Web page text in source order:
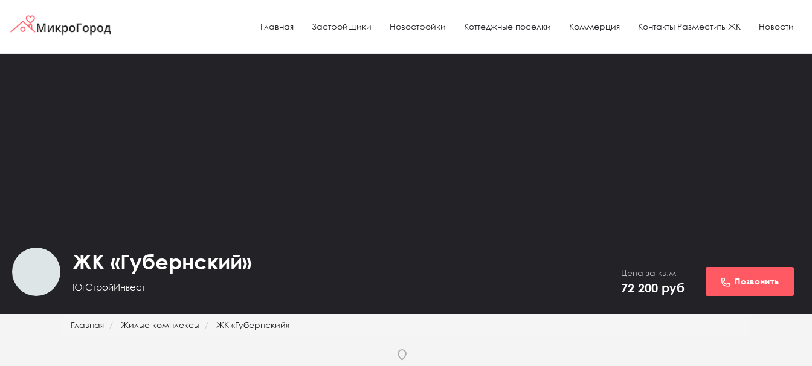
Главная Застройщики Новостройки Коттеджные поселки Коммерция Контакты Разместить ЖК Новости
ЖК «Губернский»
ЮгСтройИнвест
Цена за кв.м
72 200 руб Позвонить
Главная Жилые комплексы ЖК «Губернский»